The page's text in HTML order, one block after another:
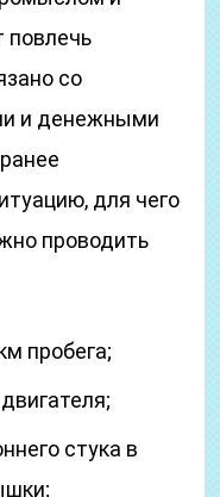
повлечь
со
и денежными
для чего
проводить
пробега;
стука в